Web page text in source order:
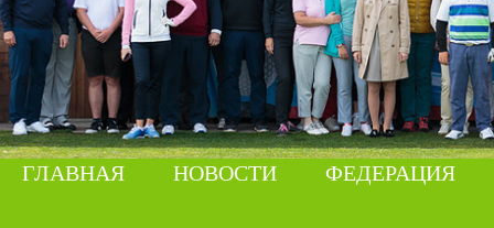
ГЛАВНАЯ НОВОСТИ ФЕДЕРАЦИЯ